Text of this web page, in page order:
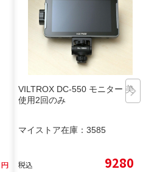
円
VILTROX DC-550 モニター 美品
使用2回のみ
マイストア在庫： 3585
税込 9280